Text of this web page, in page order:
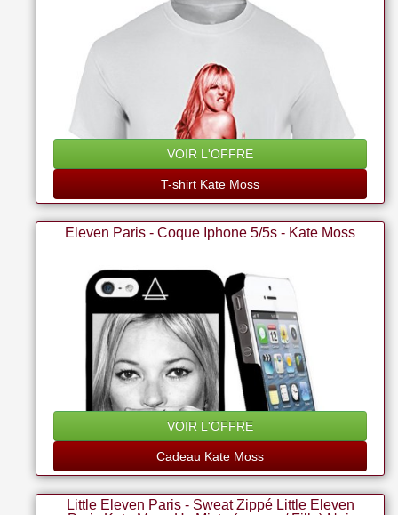
VOIR L'OFFRE
T-shirt Kate Moss
Eleven Paris - Coque Iphone 5/5s - Kate Moss
VOIR L'OFFRE
Cadeau Kate Moss
Little Eleven Paris - Sweat Zippé Little Eleven